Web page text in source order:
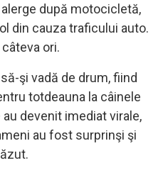
după motocicletă,
din cauza traficului auto.
ori.
şi vadă de drum, fiind
totdeauna la câinele
devenit imediat virale,
au fost surprinşi şi